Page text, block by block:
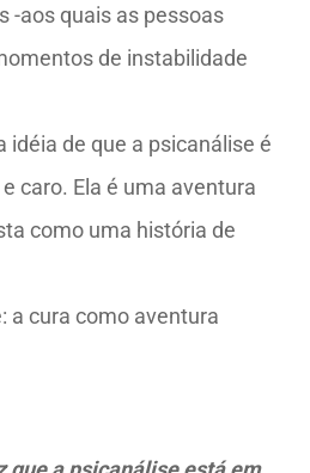
-aos quais as pessoas
de instabilidade
idéia de que a psicanálise é
caro. Ela é uma aventura
como uma história de
a cura como aventura